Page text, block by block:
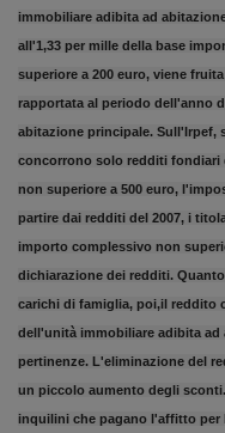
immobiliare adibita ad
all'1,33 per mille della base
superiore a 200 euro, viene
rapportata al periodo dell'anno
abitazione principale. Sull'Irpef,
concorrono solo redditi fondiari
non superiore a 500 euro,
partire dai redditi del 2007, i
importo complessivo non
dichiarazione dei redditi.
carichi di famiglia, poi,il reddito
dell'unità immobiliare adibita ad
pertinenze. L'eliminazione del
un piccolo aumento degli
inquilini che pagano l'affitto per